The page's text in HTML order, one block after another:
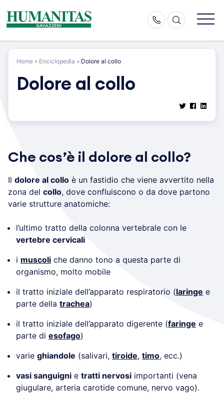
content
Home » Enciclopedia » Dolore al collo
Dolore al collo
Che cos’è il dolore al collo?
Il dolore al collo è un fastidio che viene avvertito nella
zona del collo, dove confluiscono o da dove partono
varie strutture anatomiche:
l’ultimo tratto della colonna vertebrale con le
vertebre cervicali
i muscoli che danno tono a questa parte di
organismo, molto mobile
il tratto iniziale dell’apparato respiratorio (laringe e
parte della trachea)
il tratto iniziale dell’apparato digerente (faringe e
parte di esofago)
varie ghiandole (salivari, tiroide, timo, ecc.)
vasi sanguigni e tratti nervosi importanti (vena
giugulare, arteria carotide comune, nervo vago).